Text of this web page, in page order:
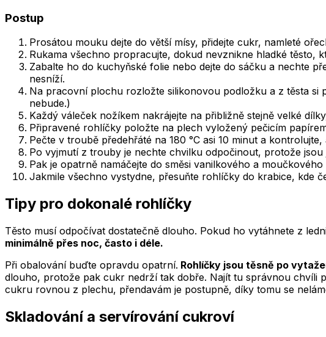
Postup
Prosátou mouku dejte do větší mísy, přidejte cukr, namleté
Rukama všechno propracujte, dokud nevznikne hladké těsto,
Zabalte ho do kuchyňské folie nebo dejte do sáčku a nechte
nesníží.
Na pracovní plochu rozložte silikonovou podložku a z těsta si
nebude.)
Každý váleček nožíkem nakrájejte na přibližně stejně velké
Připravené rohlíčky položte na plech vyložený pečicím
Pečte v troubě předehřáté na 180 °C asi 10 minut a
Po vyjmutí z trouby je nechte chvilku odpočinout, protože jsou
Pak je opatrně namáčejte do směsi vanilkového a
Jakmile všechno vystydne, přesuňte rohlíčky do krabice, kde
Tipy pro dokonalé rohlíčky
Těsto musí odpočívat dostatečně dlouho. Pokud ho vytáhnete z
minimálně přes noc, často i déle.
Při obalování buďte opravdu opatrní. Rohlíčky jsou těsně po
dlouho, protože pak cukr nedrží tak dobře. Najít tu správnou chvíli
cukru rovnou z plechu, přendavám je postupně, díky tomu se
Skladování a servírování cukroví